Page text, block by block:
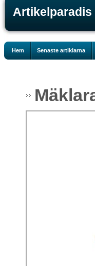
Artikelparadis
Hem Senaste artiklarna